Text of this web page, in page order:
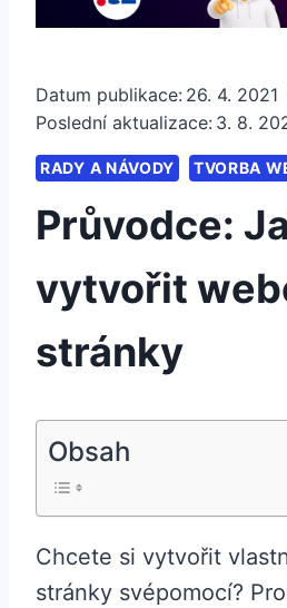
Datum publikace: 26. 4. 2021
Poslední aktualizace: 3. 8.
RADY A NÁVODY TVORBA
Průvodce:
vytvořit
stránky
Obsah
Chcete si vytvořit
stránky svépomocí?